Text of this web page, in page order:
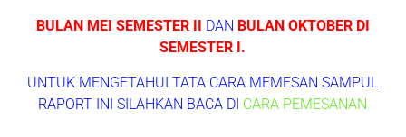
BULAN MEI SEMESTER II DAN BULAN OKTOBER DI
SEMESTER I.
UNTUK MENGETAHUI TATA CARA MEMESAN SAMPUL
RAPORT INI SILAHKAN BACA DI CARA PEMESANAN